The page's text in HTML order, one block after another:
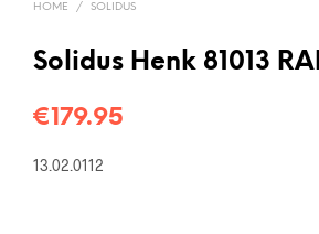
HOME / SOLIDUS
Solidus Henk 81013
€179.95
13.02.0112